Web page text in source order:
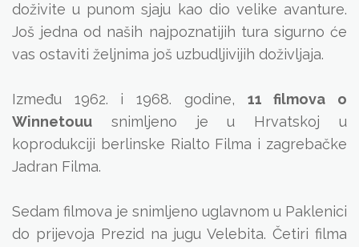
doživite u punom sjaju kao dio velike avanture.
Još jedna od naših najpoznatijih tura sigurno će
vas ostaviti željnima još uzbudljivijih doživljaja.
Između 1962. i 1968. godine, 11 filmova o
Winnetouu snimljeno je u Hrvatskoj u
koprodukciji berlinske Rialto Filma i zagrebačke
Jadran Filma.
Sedam filmova je snimljeno uglavnom u Paklenici
do prijevoja Prezid na jugu Velebita. Četiri filma